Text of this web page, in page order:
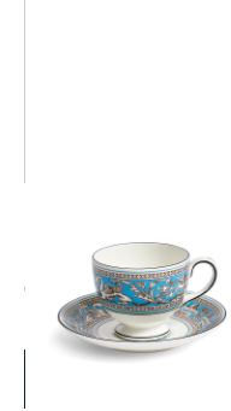
フロレンティーン ターコイ
ズ ティーカップ&ソーサー
(リー)
￥22,000 (税込)